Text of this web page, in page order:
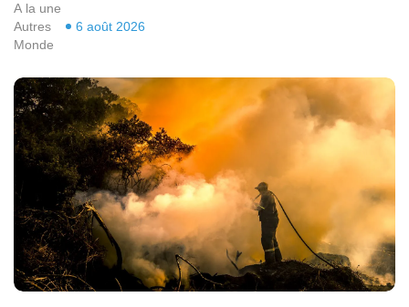
A la une
Autres
Monde
6 août 2026